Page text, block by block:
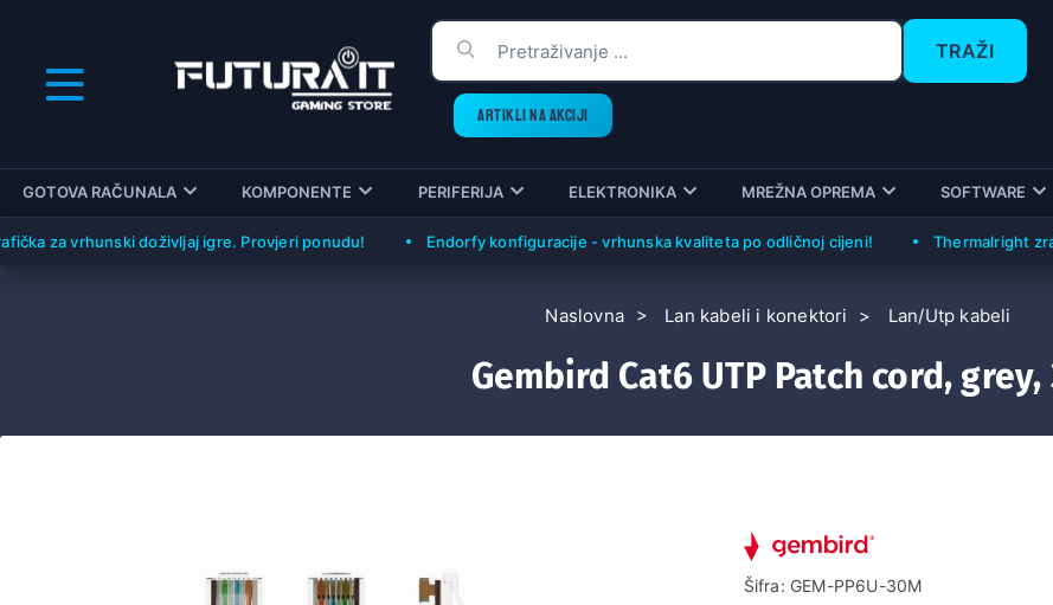
TRAŽI
ARTIKLI NA AKCIJI
GOTOVA RAČUNALA KOMPONENTE PERIFERIJA ELEKTRONIKA MREŽNA OPREMA SOFTWARE
za vrhunski doživljaj igre. Provjeri ponudu! Endorfy konfiguracije - vrhunska kvaliteta po odličnoj cijeni! Thermalright zračni
Naslovna Lan kabeli i konektori Lan/Utp kabeli
Gembird Cat6 UTP Patch cord, grey,
Šifra: GEM-PP6U-30M